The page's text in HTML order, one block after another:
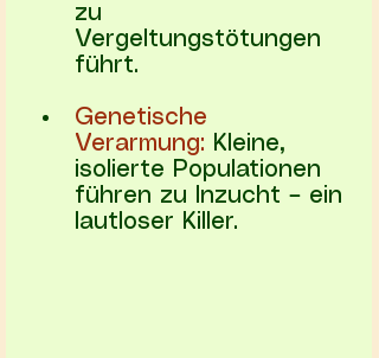
zu
Vergeltungstötungen
führt.
Genetische
Verarmung: Kleine,
isolierte Populationen
führen zu Inzucht – ein
lautloser Killer.